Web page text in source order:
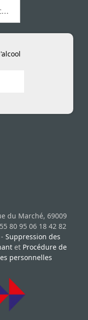
du Marché, 69009
80 95 06 18 42 82
Suppression des
et Procédure de
personnelles